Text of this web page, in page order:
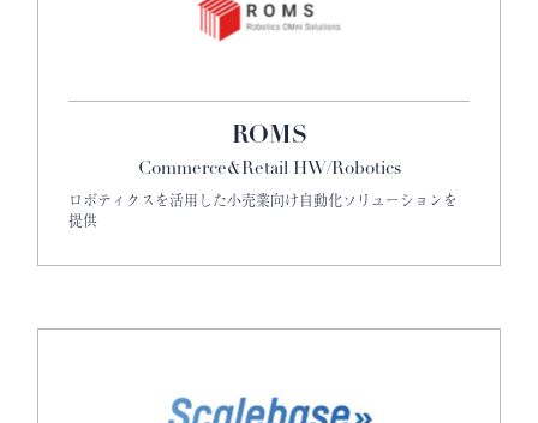
ROMS
Commerce&Retail HW/Robotics
ロボティクスを活用した小売業向け自動化ソリューションを
提供